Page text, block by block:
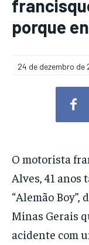
porque
24 de dezembro de
O motorista
Alves, 41 anos
“Alemão Boy”,
Minas Gerais
acidente com